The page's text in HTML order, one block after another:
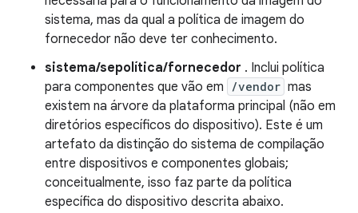
sistema, mas da qual a política de imagem do
fornecedor não deve ter conhecimento.
sistema/sepolítica/fornecedor . Inclui política
para componentes que vão em
/vendor mas
existem na árvore da plataforma principal (não em
diretórios específicos do dispositivo). Este é um
artefato da distinção do sistema de compilação
entre dispositivos e componentes globais;
conceitualmente, isso faz parte da política
específica do dispositivo descrita abaixo.